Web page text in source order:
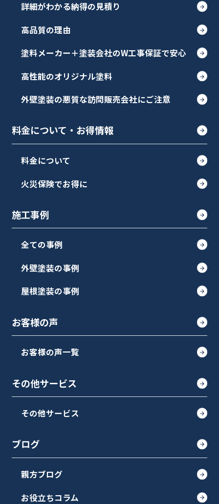
詳細がわかる納得の見積り
高品質の理由
塗料メーカー＋塗装会社のW工事保証で安心
高性能のオリジナル塗料
外壁塗装の悪質な訪問販売会社にご注意
料金について・お得情報
料金について
火災保険でお得に
施工事例
全ての事例
外壁塗装の事例
屋根塗装の事例
お客様の声
お客様の声一覧
その他サービス
その他サービス
ブログ
親方ブログ
お役立ちコラム